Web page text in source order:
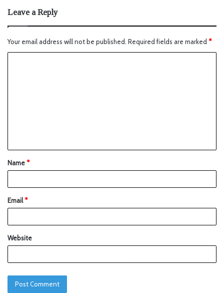
Leave a Reply
Your email address will not be published. Required fields are marked *
Name*
Email*
Website